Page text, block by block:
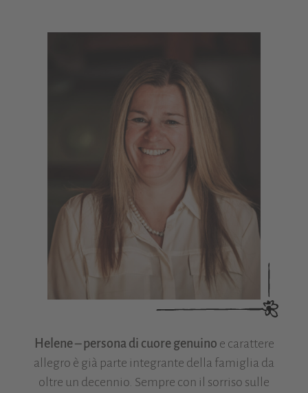
Helene – persona di cuore genuino e carattere
allegro è già parte integrante della famiglia da
oltre un decennio. Sempre con il sorriso sulle